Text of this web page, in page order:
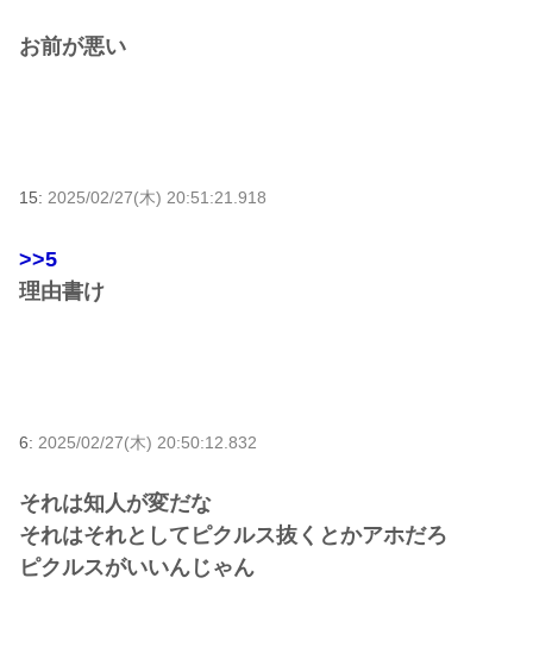
お前が悪い
15: 2025/02/27(木) 20:51:21.918
>>5
理由書け
6: 2025/02/27(木) 20:50:12.832
それは知人が変だな
それはそれとしてピクルス抜くとかアホだろ
ピクルスがいいんじゃん